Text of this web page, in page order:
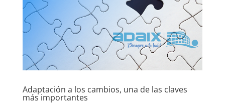
Adaptación a los cambios, una de las claves
más importantes